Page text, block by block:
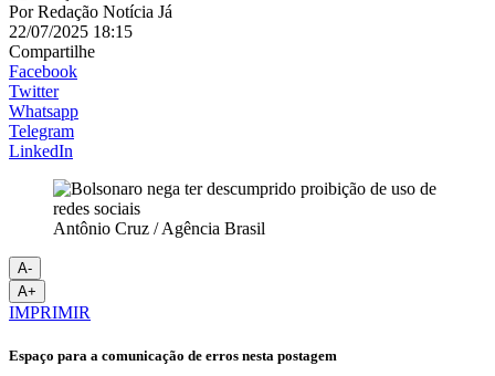
PorRedação Notícia Já
22/07/2025 18:15
Compartilhe
Facebook
Twitter
Whatsapp
Telegram
LinkedIn
Antônio Cruz / Agência Brasil
A-
A+
IMPRIMIR
Espaço para a comunicação de erros nesta postagem